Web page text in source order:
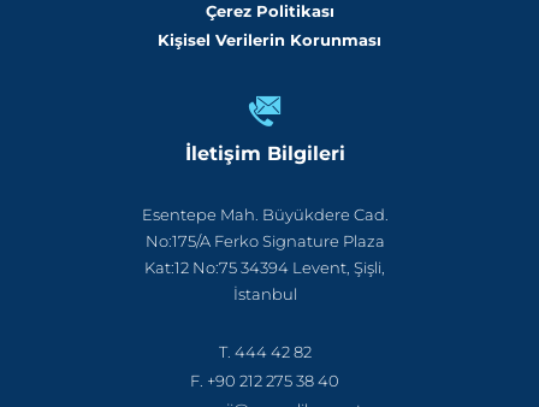
Çerez Politikası
Kişisel Verilerin Korunması
İletişim Bilgileri
Esentepe Mah. Büyükdere Cad.
No:175/A Ferko Signature Plaza
Kat:12 No:75 34394 Levent, Şişli,
İstanbul
T. 444 42 82
F. +90 212 275 38 40